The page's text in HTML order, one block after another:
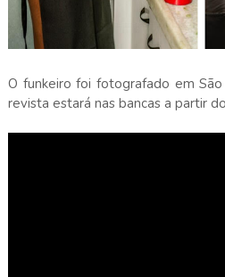
O funkeiro foi fotografado em
revista estará nas bancas a partir